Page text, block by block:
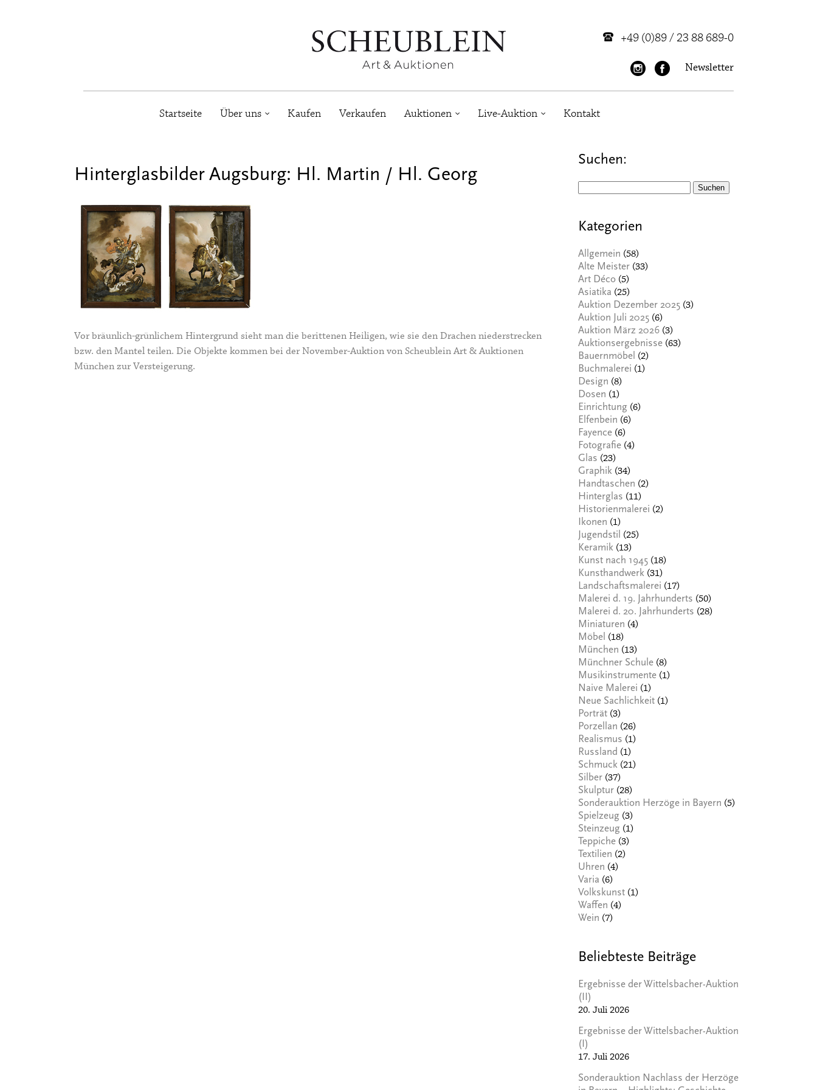
+49 (0)89 / 23 88 689-0
Newsletter
Startseite Über uns Kaufen Verkaufen Auktionen Live-Auktion Kontakt
Hinterglasbilder Augsburg: Hl. Martin / Hl. Georg
Vor bräunlich-grünlichem Hintergrund sieht man die berittenen Heiligen, wie sie den Drachen niederstrecken
bzw. den Mantel teilen. Die Objekte kommen bei der November-Auktion von Scheublein Art & Auktionen
München zur Versteigerung.
Suchen:
Kategorien
Allgemein (58)
Alte Meister (33)
Art Déco (5)
Asiatika (25)
Auktion Dezember 2025 (3)
Auktion Juli 2025 (6)
Auktion März 2026 (3)
Auktionsergebnisse (63)
Bauernmöbel (2)
Buchmalerei (1)
Design (8)
Dosen (1)
Einrichtung (6)
Elfenbein (6)
Fayence (6)
Fotografie (4)
Glas (23)
Graphik (34)
Handtaschen (2)
Hinterglas (11)
Historienmalerei (2)
Ikonen (1)
Jugendstil (25)
Keramik (13)
Kunst nach 1945 (18)
Kunsthandwerk (31)
Landschaftsmalerei (17)
Malerei d. 19. Jahrhunderts (50)
Malerei d. 20. Jahrhunderts (28)
Miniaturen (4)
Möbel (18)
München (13)
Münchner Schule (8)
Musikinstrumente (1)
Naive Malerei (1)
Neue Sachlichkeit (1)
Porträt (3)
Porzellan (26)
Realismus (1)
Russland (1)
Schmuck (21)
Silber (37)
Skulptur (28)
Sonderauktion Herzöge in Bayern (5)
Spielzeug (3)
Steinzeug (1)
Teppiche (3)
Textilien (2)
Uhren (4)
Varia (6)
Volkskunst (1)
Waffen (4)
Wein (7)
Beliebteste Beiträge
Ergebnisse der Wittelsbacher-Auktion
(II)
20. Juli 2026
Ergebnisse der Wittelsbacher-Auktion
(I)
17. Juli 2026
Sonderauktion Nachlass der Herzöge